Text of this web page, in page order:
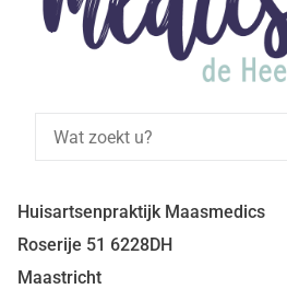
Huisartsenpraktijk Maasmedics
Roserije 51 6228DH
Maastricht